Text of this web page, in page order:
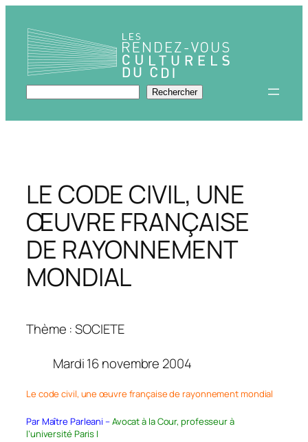
contenu
Rechercher Rechercher
LE CODE CIVIL, UNE
ŒUVRE FRANÇAISE
DE RAYONNEMENT
MONDIAL
Thème : SOCIETE
Mardi 16 novembre 2004
Le code civil, une œuvre française de rayonnement mondial
Par Maître Parleani –Avocat à la Cour, professeur à
l’université Paris I